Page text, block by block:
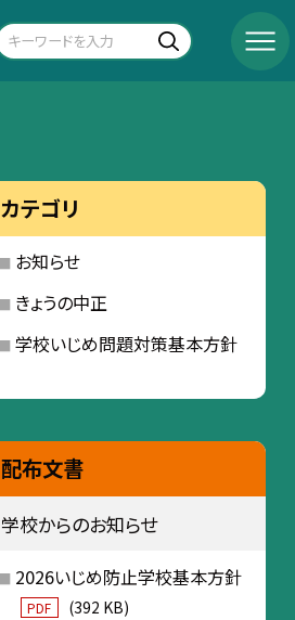
カテゴリ
お知らせ
きょうの中正
学校いじめ問題対策基本方針
配布文書
学校からのお知らせ
2026いじめ防止学校基本方針
PDF (392 KB)